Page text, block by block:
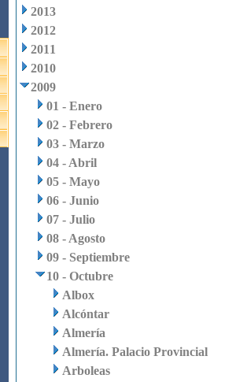
2013
2012
2011
2010
2009
01 - Enero
02 - Febrero
03 - Marzo
04 - Abril
05 - Mayo
06 - Junio
07 - Julio
08 - Agosto
09 - Septiembre
10 - Octubre
Albox
Alcóntar
Almería
Almería. Palacio Provincial
Arboleas